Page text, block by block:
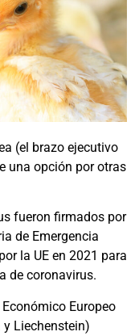
(el brazo ejecutivo
una opción por otras
fueron firmados por
de Emergencia
la UE en 2021 para
de coronavirus.
Europeo
y Liechenstein)